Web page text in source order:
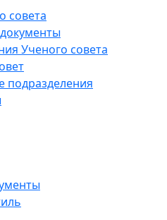
совета
Ученого совета
подразделения